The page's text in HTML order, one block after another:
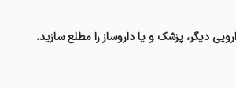
دیگر، پزشک و یا داروساز را مطلع سازید.